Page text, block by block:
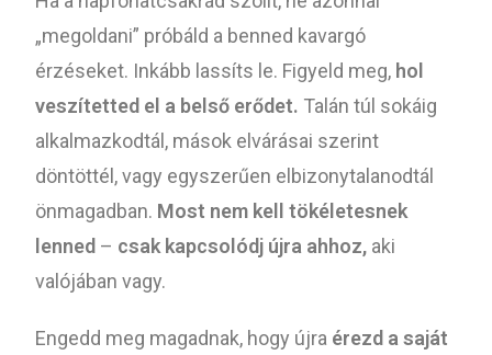
„megoldani” próbáld a benned kavargó
érzéseket. Inkább lassíts le. Figyeld meg, hol
veszítetted el a belső erődet. Talán túl sokáig
alkalmazkodtál, mások elvárásai szerint
döntöttél, vagy egyszerűen elbizonytalanodtál
önmagadban. Most nem kell tökéletesnek
lenned – csak kapcsolódj újra ahhoz, aki
valójában vagy.
Engedd meg magadnak, hogy újra érezd a saját